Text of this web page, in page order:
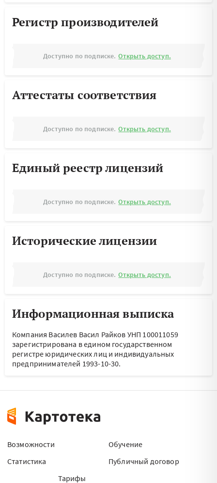
Регистр производителей
Доступно по подписке. Открыть доступ.
Аттестаты соответствия
Доступно по подписке. Открыть доступ.
Единый реестр лицензий
Доступно по подписке. Открыть доступ.
Исторические лицензии
Доступно по подписке. Открыть доступ.
Информационная выписка
Компания Василев Васил Райков УНП 100011059
зарегистрирована в едином государственном
регистре юридических лиц и индивидуальных
предпринимателей 1993-10-30.
Возможности
Статистика
Тарифы
Обучение
Публичный договор